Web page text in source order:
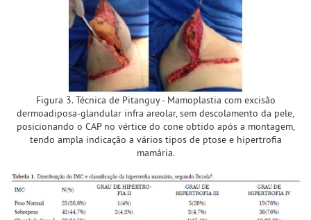
Figura 3. Técnica de Pitanguy - Mamoplastia com excisão
dermoadiposa-glandular infra areolar, sem descolamento da pele,
posicionando o CAP no vértice do cone obtido após a montagem,
tendo ampla indicação a vários tipos de ptose e hipertrofia
mamária.